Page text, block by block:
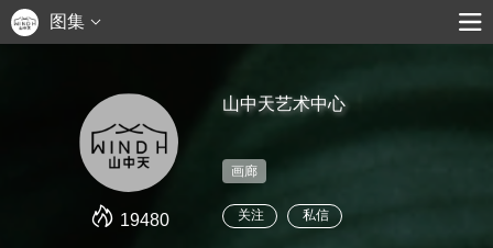
图集
19480
山中天艺术中心
画廊
关注 私信